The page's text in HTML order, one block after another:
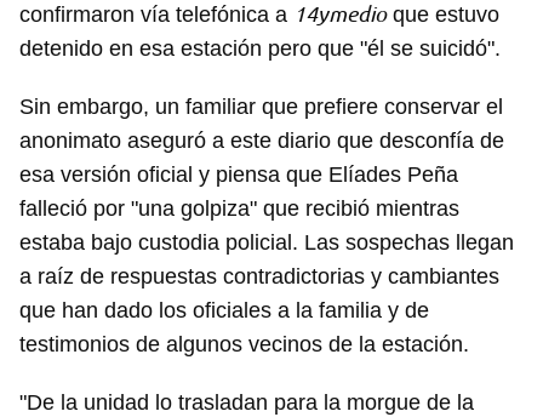
confirmaron vía telefónica a 14ymedioque estuvo
detenido en esa estación pero que "él se suicidó".
Sin embargo, un familiar que prefiere conservar el
anonimato aseguró a este diario que desconfía de
esa versión oficial y piensa que Elíades Peña
falleció por "una golpiza" que recibió mientras
estaba bajo custodia policial. Las sospechas llegan
a raíz de respuestas contradictorias y cambiantes
que han dado los oficiales a la familia y de
testimonios de algunos vecinos de la estación.
"De la unidad lo trasladan para la morgue de la